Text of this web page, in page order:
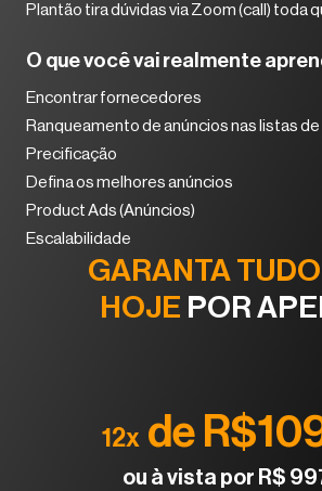
Plantão tira dúvidas via Zoom (call) toda
O que você vai realmente
Encontrar fornecedores
Ranqueamento de anúncios nas listas
Precificação
Defina os melhores anúncios
Product Ads (Anúncios)
Escalabilidade
GARANTA
HOJE POR
12x de
ou à vista por R$